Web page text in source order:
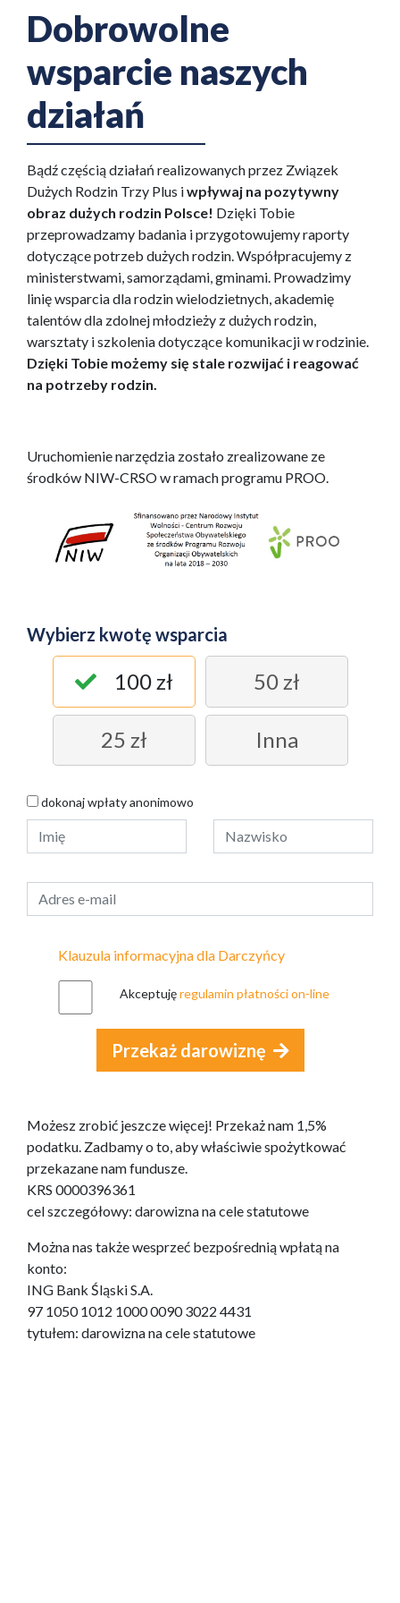
Dobrowolne
wsparcie naszych
działań
Bądź częścią działań realizowanych przez Związek
Dużych Rodzin Trzy Plus iwpływaj na pozytywny
obraz dużych rodzin Polsce! Dzięki Tobie
przeprowadzamy badania i przygotowujemy raporty
dotyczące potrzeb dużych rodzin. Współpracujemy z
ministerstwami, samorządami, gminami. Prowadzimy
linię wsparcia dla rodzin wielodzietnych, akademię
talentów dla zdolnej młodzieży z dużych rodzin,
warsztaty i szkolenia dotyczące komunikacji w rodzinie.
Dzięki Tobie możemy się stale rozwijać i reagować
na potrzeby rodzin.
Uruchomienie narzędzia zostało zrealizowane ze
środków NIW-CRSO w ramach programu PROO.
Wybierz kwotę wsparcia
100 zł 50 zł
25 zł Inna
dokonaj wpłaty anonimowo
Klauzula informacyjna dla Darczyńcy
Akceptujęregulamin płatności on-line
Przekaż darowiznę
Możesz zrobić jeszcze więcej! Przekaż nam 1,5%
podatku. Zadbamy o to, aby właściwie spożytkować
przekazane nam fundusze.
KRS 0000396361
cel szczegółowy: darowizna na cele statutowe
Można nas także wesprzeć bezpośrednią wpłatą na
konto:
ING Bank Śląski S.A.
97 1050 1012 1000 0090 3022 4431
tytułem: darowizna na cele statutowe